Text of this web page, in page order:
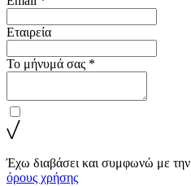
Εταιρεία
Το μήνυμά σας *
Έχω διαβάσει και συμφωνώ με την
όρους χρήσης